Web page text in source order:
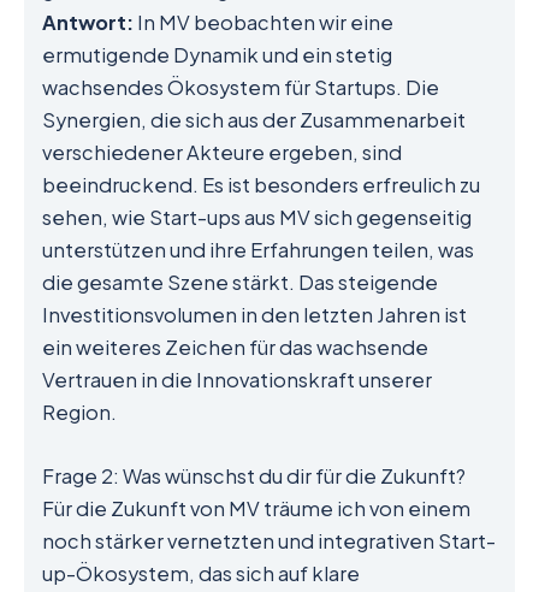
Antwort: In MV beobachten wir eine
ermutigende Dynamik und ein stetig
wachsendes Ökosystem für Startups. Die
Synergien, die sich aus der Zusammenarbeit
verschiedener Akteure ergeben, sind
beeindruckend. Es ist besonders erfreulich zu
sehen, wie Start-ups aus MV sich gegenseitig
unterstützen und ihre Erfahrungen teilen, was
die gesamte Szene stärkt. Das steigende
Investitionsvolumen in den letzten Jahren ist
ein weiteres Zeichen für das wachsende
Vertrauen in die Innovationskraft unserer
Region.
Frage 2: Was wünschst du dir für die Zukunft?
Für die Zukunft von MV träume ich von einem
noch stärker vernetzten und integrativen Start-
up-Ökosystem, das sich auf klare